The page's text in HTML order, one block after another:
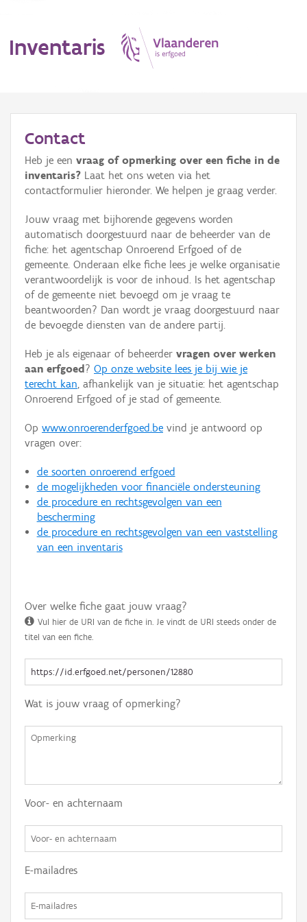
Inventaris
Erfgoedobject
Aanduidingsobject
Waarneming
Thema
Gebeurtenis
Persoon of collectief
Hergebruik
Aanmelden
Contact
Heb je een vraag of opmerking over een fiche in de
inventaris? Laat het ons weten via het
contactformulier hieronder. We helpen je graag verder.
Jouw vraag met bijhorende gegevens worden
automatisch doorgestuurd naar de beheerder van de
fiche: het agentschap Onroerend Erfgoed of de
gemeente. Onderaan elke fiche lees je welke organisatie
verantwoordelijk is voor de inhoud. Is het agentschap
of de gemeente niet bevoegd om je vraag te
beantwoorden? Dan wordt je vraag doorgestuurd naar
de bevoegde diensten van de andere partij.
Heb je als eigenaar of beheerder vragen over werken
aan erfgoed ? Op onze website lees je bij wie je
terecht kan, afhankelijk van je situatie: het agentschap
Onroerend Erfgoed of je stad of gemeente.
Op www.onroerenderfgoed.be vind je antwoord op
vragen over:
de soorten onroerend erfgoed
de mogelijkheden voor financiële ondersteuning
de procedure en rechtsgevolgen van een
bescherming
de procedure en rechtsgevolgen van een vaststelling
van een inventaris
Over welke fiche gaat jouw vraag?
Vul hier de URI van de fiche in. Je vindt de URI steeds onder de
titel van een fiche.
Wat is jouw vraag of opmerking?
Voor- en achternaam
E-mailadres